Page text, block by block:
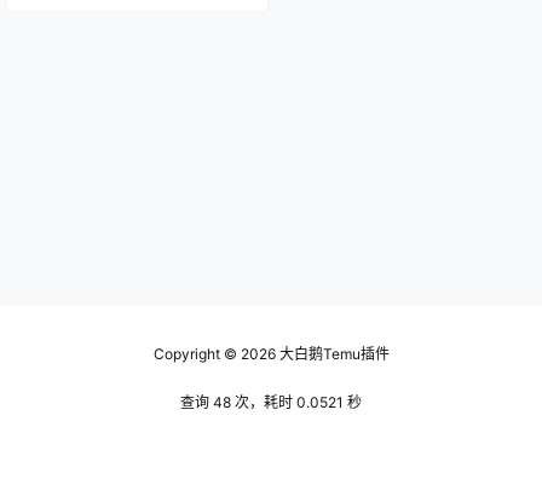
Copyright © 2026大白鹅Temu插件
查询 48 次，耗时 0.0521 秒